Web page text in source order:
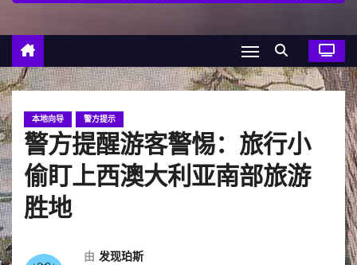
本地向导 警方提示
警方提醒游客警惕：旅行小
偷盯上西澳大利亚南部旅游
胜地
由 发现珀斯